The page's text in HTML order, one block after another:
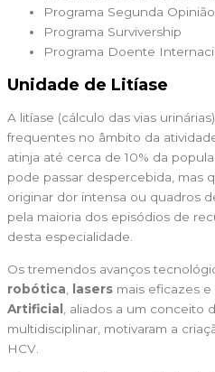
Programa Segunda Opinião
Programa Survivership
Programa Doente
Unidade de Litíase
A litíase (cálculo das vias
frequentes no âmbito da
atinja até cerca de 10% da
pode passar despercebida, mas
originar dor intensa ou quadros
pela maioria dos episódios de
desta especialidade.
Os tremendos avanços
robótica
lasers mais eficazes
Artificial
, aliados a um conceito
multidisciplinar, motivaram a
HCV.